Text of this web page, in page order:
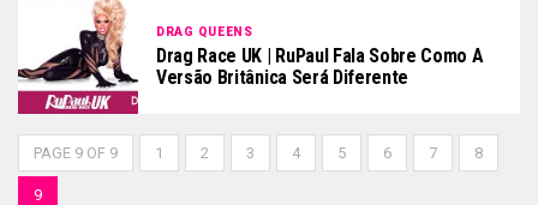
DRAG QUEENS
Drag Race UK | RuPaul Fala Sobre Como A
Versão Britânica Será Diferente
PAGE 9 OF 9 1 2 3 4 5 6 7 8
9